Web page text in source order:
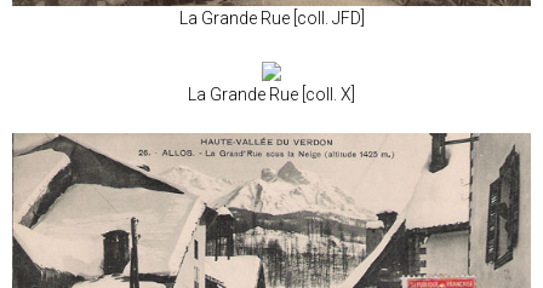
La Grande Rue [coll. JFD]
La Grande Rue [coll. X]